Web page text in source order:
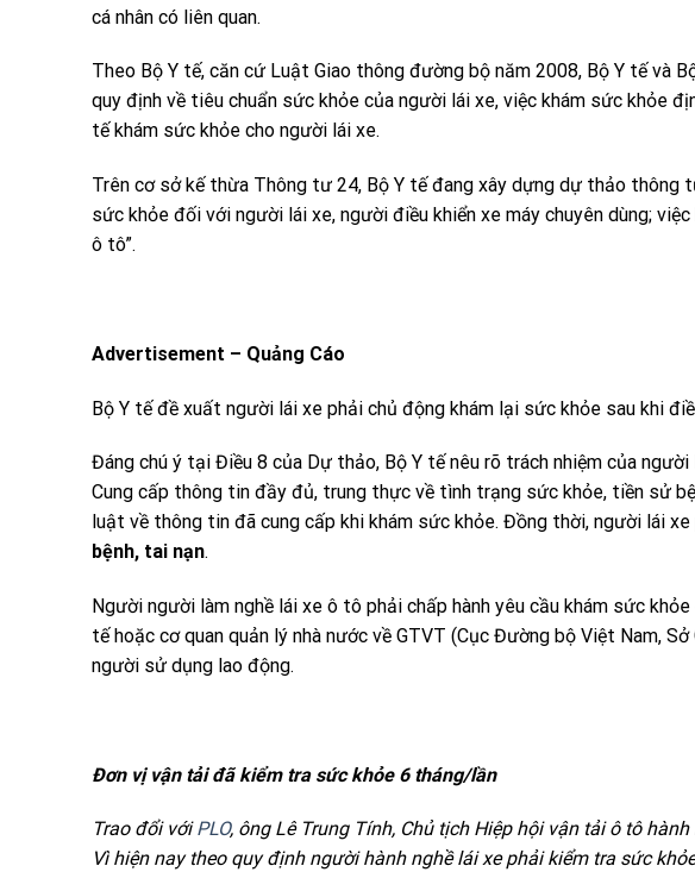
cá nhân có liên quan.
Theo Bộ Y tế, căn cứ Luật Giao thông đường bộ năm 2008, Bộ Y tế và
quy định về tiêu chuẩn sức khỏe của người lái xe, việc khám sức khỏe
tế khám sức khỏe cho người lái xe.
Trên cơ sở kế thừa Thông tư 24, Bộ Y tế đang xây dựng dự thảo thông
sức khỏe đối với người lái xe, người điều khiển xe máy chuyên dùng;
ô tô”.
Advertisement – Quảng Cáo
Bộ Y tế đề xuất người lái xe phải chủ động khám lại sức khỏe sau khi
Đáng chú ý tại Điều 8 của Dự thảo, Bộ Y tế nêu rõ trách nhiệm của
Cung cấp thông tin đầy đủ, trung thực về tình trạng sức khỏe, tiền sử
luật về thông tin đã cung cấp khi khám sức khỏe. Đồng thời, người lái
bệnh, tai nạn.
Người người làm nghề lái xe ô tô phải chấp hành yêu cầu khám sức
tế hoặc cơ quan quản lý nhà nước về GTVT (Cục Đường bộ Việt Nam,
người sử dụng lao động.
Đơn vị vận tải đã kiểm tra sức khỏe 6 tháng/lần
Trao đổi vớiPLO, ông Lê Trung Tính, Chủ tịch Hiệp hội vận tải ô tô
Vì hiện nay theo quy định người hành nghề lái xe phải kiểm tra sức